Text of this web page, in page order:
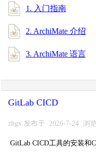
1. 入门指南
2. ArchiMate 介绍
3. ArchiMate 语言
GitLab CICD
zhgx 发布于 2026-7-24 浏
GitLab CICD工具的安装和